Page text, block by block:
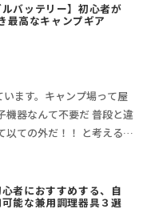
ルバッテリー】初心者が
最高なキャンプギア
ます。キャンプ場って屋
機器なんて不要だ 普段と違
以ての外だ！！ と考える方
者におすすめする、自
能な兼用調理器具３選